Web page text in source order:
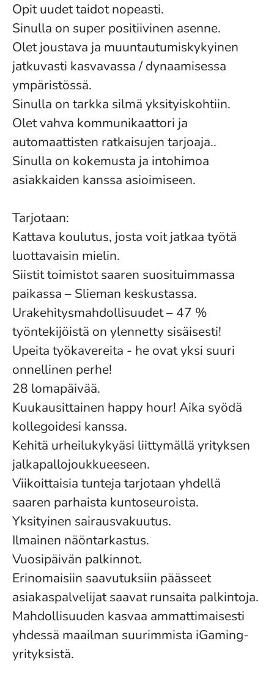
Opit uudet taidot nopeasti.
Sinulla on super positiivinen asenne.
Olet joustava ja muuntautumiskykyinen
jatkuvasti kasvavassa / dynaamisessa
ympäristössä.
Sinulla on tarkka silmä yksityiskohtiin.
Olet vahva kommunikaattori ja
automaattisten ratkaisujen tarjoaja..
Sinulla on kokemusta ja intohimoa
asiakkaiden kanssa asioimiseen.
Tarjotaan:
Kattava koulutus, josta voit jatkaa työtä
luottavaisin mielin.
Siistit toimistot saaren suosituimmassa
paikassa – Slieman keskustassa.
Urakehitysmahdollisuudet – 47 %
työntekijöistä on ylennetty sisäisesti!
Upeita työkavereita - he ovat yksi suuri
onnellinen perhe!
28 lomapäivää.
Kuukausittainen happy hour! Aika syödä
kollegoidesi kanssa.
Kehitä urheilukykyäsi liittymällä yrityksen
jalkapallojoukkueeseen.
Viikoittaisia tunteja tarjotaan yhdellä
saaren parhaista kuntoseuroista.
Yksityinen sairausvakuutus.
Ilmainen näöntarkastus.
Vuosipäivän palkinnot.
Erinomaisiin saavutuksiin päässeet
asiakaspalvelijat saavat runsaita palkintoja.
Mahdollisuuden kasvaa ammattimaisesti
yhdessä maailman suurimmista iGaming-
yrityksistä.